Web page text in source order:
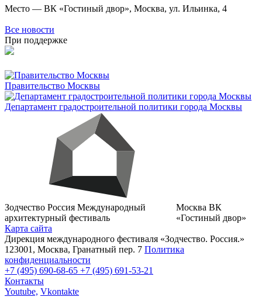
Место — ВК «Гостиный двор», Москва, ул. Ильинка, 4
Все новости
При поддержке
Правительство Москвы
Департамент градостроительной политики города Москвы
Зодчество Россия Международный
архитектурный фестиваль
Карта сайта
Москва ВК
«Гостиный двор»
Дирекция международного фестиваля «Зодчество. Россия.»
123001, Москва, Гранатный пер. 7 Политика
конфиденциальности
+7 (495) 690-68-65 +7 (495) 691-53-21
Контакты
Youtube, Vkontakte